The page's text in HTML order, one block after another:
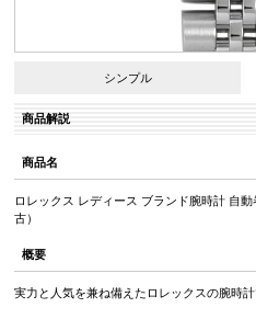
シンプル
商品解説
商品名
ロレックス レディース ブランド腕時計 自
古）
概要
実力と人気を兼ね備えたロレックスの腕時